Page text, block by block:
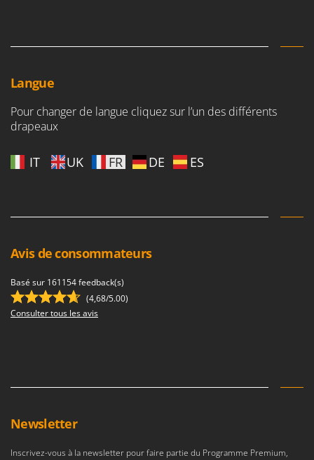
Master
Mastercook
McCulloch
Mille
More than chef
MOSA
Nilfisk
Ninja
Langue
Pour changer de langue cliquez sur l’un des différents
drapeaux
IT UK FR DE ES
Avis de consommateurs
Basé sur 161154 feedback(s)
(4,68/5.00)
Consulter tous les avis
Newsletter
Inscrivez-vous à la newsletter pour faire partie du Programme Premium,